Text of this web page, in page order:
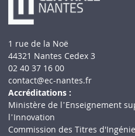
1 rue de la Noë
44321 Nantes Cedex 3
02 40 37 16 00
contact@ec-nantes.fr
Accréditations :
Ministère de lʼEnseignement
lʼInnovation
Commission des Titres